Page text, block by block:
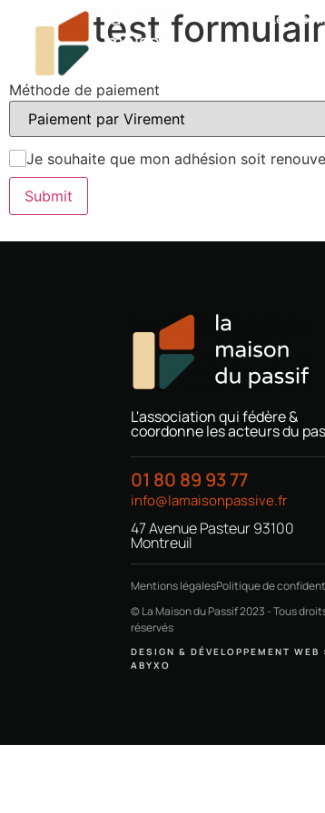
Le Passif
test
Méthode de paiement
Je souhaite que mon adhésion soit
Submit
L'association qui fédère &
coordonne les acteurs du
01 80 89 93 77
info@lamaisonpassive.fr
47 Avenue Pasteur 93100
Montreuil
Mentions légalesPolitique de
© La Maison du Passif 2023 - Tous
réservés
DESIGN & DÉVELOPPEMENT WEB :
ABYXO